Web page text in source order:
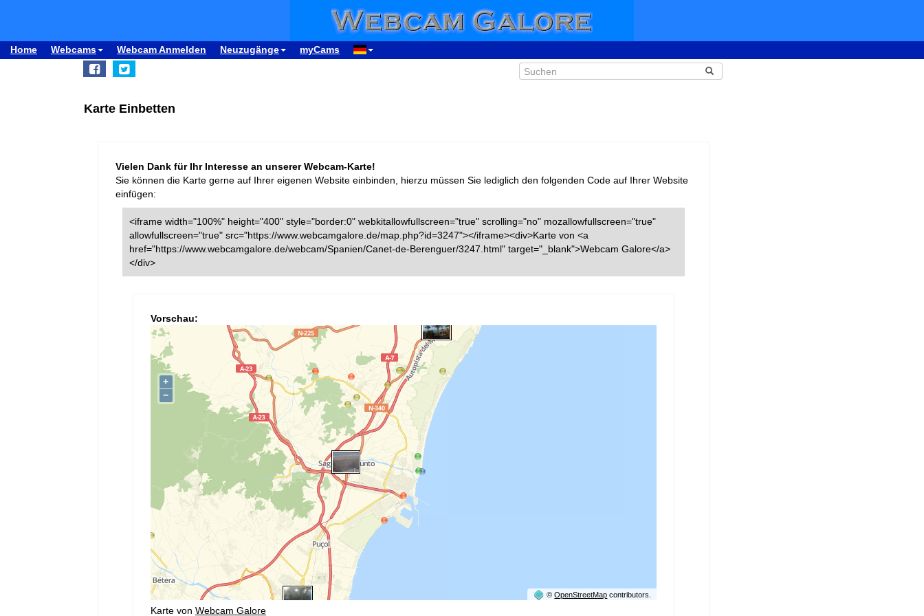
Home Webcams Webcam Anmelden Neuzugänge myCams
Karte Einbetten
Vielen Dank für Ihr Interesse an unserer Webcam-Karte!
Sie können die Karte gerne auf Ihrer eigenen Website einbinden, hierzu müssen Sie lediglich den folgenden Code auf Ihrer Website
einfügen:
<iframe width="100%" height="400" style="border:0" webkitallowfullscreen="true" scrolling="no" mozallowfullscreen="true"
allowfullscreen="true" src="https://www.webcamgalore.de/map.php?id=3247"></iframe><div>Karte von <a
href="https://www.webcamgalore.de/webcam/Spanien/Canet-de-Berenguer/3247.html" target="_blank">Webcam Galore</a>
</div>
Vorschau:
Karte von Webcam Galore